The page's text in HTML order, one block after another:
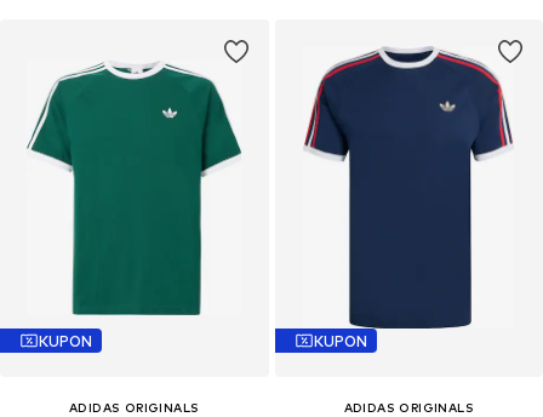
KUPON
ADIDAS ORIGINALS
KUPON
ADIDAS ORIGINALS